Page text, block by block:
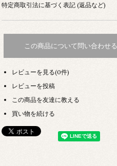
特定商取引法に基づく表記 (返品など)
この商品について問い合わせる
レビューを見る(0件)
レビューを投稿
この商品を友達に教える
買い物を続ける